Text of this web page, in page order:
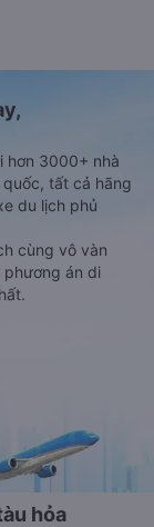
hơn 3000+ nhà
tất cả hãng
du lịch phủ
cùng vô vàn
phương án di
hỏa